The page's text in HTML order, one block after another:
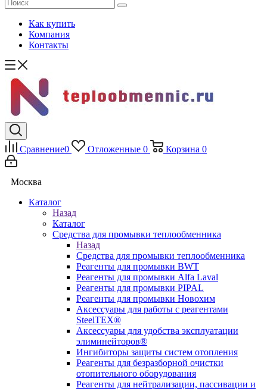
Как купить
Компания
Контакты
Сравнение0 Отложенные 0 Корзина 0
Москва
Каталог
Назад
Каталог
Средства для промывки теплообменника
Назад
Средства для промывки теплообменника
Реагенты для промывки BWT
Реагенты для промывки Alfa Laval
Реагенты для промывки PIPAL
Реагенты для промывки Новохим
Аксессуары для работы с реагентами
SteelTEX®
Аксессуары для удобства эксплуатации
элиминейторов®
Ингибиторы защиты систем отопления
Реагенты для безразборной очистки
отопительного оборудования
Реагенты для нейтрализации, пассивации и